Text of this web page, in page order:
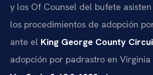
y los Of Counsel del bufete
los procedimientos de adopción
ante el King George County
adopción por padrastro en